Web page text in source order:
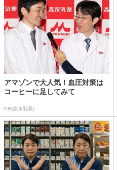
アマゾンで大人気！血圧対策は
コーヒーに足してみて
PR(森永乳業)